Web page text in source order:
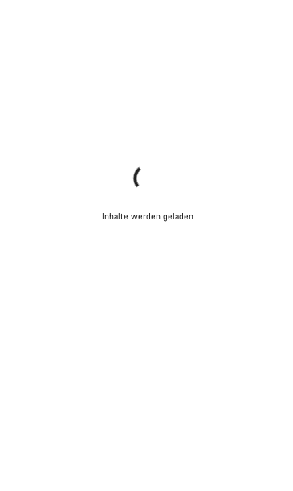
Inhalte werden geladen